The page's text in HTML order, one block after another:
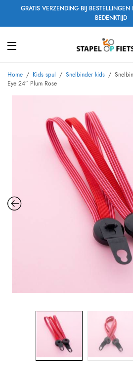
GRATIS VERZENDING BIJ
BEDENKTIJD
Home / Kids spul / Snelbinder kids /
Eye 24” Plum Rose